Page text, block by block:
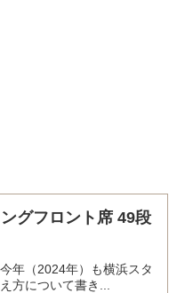
グフロント席 49段
年（2024年）も横浜スタ
方について書き...